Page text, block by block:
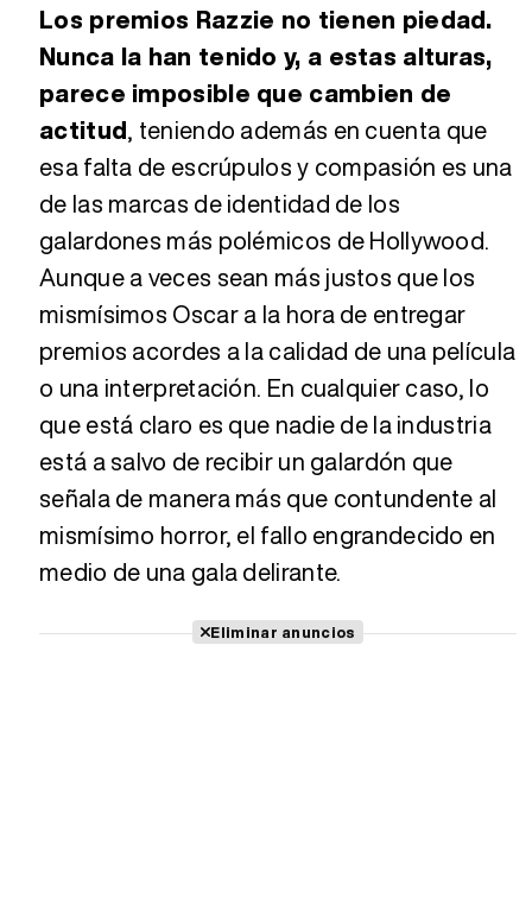
Los premios Razzie no tienen piedad.
Nunca la han tenido y, a estas alturas,
parece imposible que cambien de
actitud, teniendo además en cuenta que
esa falta de escrúpulos y compasión es una
de las marcas de identidad de los
galardones más polémicos de Hollywood.
Aunque a veces sean más justos que los
mismísimos Oscar a la hora de entregar
premios acordes a la calidad de una película
o una interpretación. En cualquier caso, lo
que está claro es que nadie de la industria
está a salvo de recibir un galardón que
señala de manera más que contundente al
mismísimo horror, el fallo engrandecido en
medio de una gala delirante.
Eliminar anuncios